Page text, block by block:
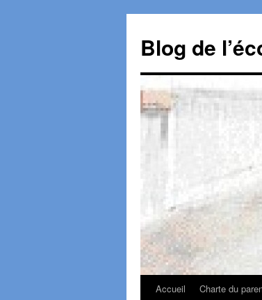
contenu
Blog de
Accueil Charte du